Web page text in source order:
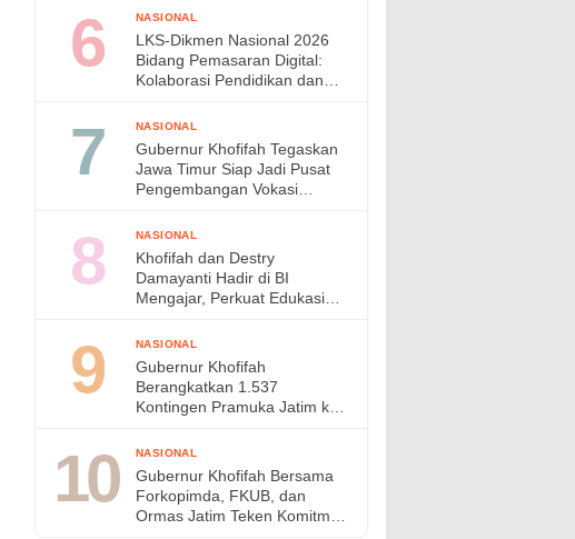
Wujudkan Lingkungan ASRI di
Gresik
NASIONAL
LKS-Dikmen Nasional 2026
Bidang Pemasaran Digital:
Kolaborasi Pendidikan dan
Digital Indonesia
NASIONAL
Gubernur Khofifah Tegaskan
Jawa Timur Siap Jadi Pusat
Pengembangan Vokasi
2026
NASIONAL
Khofifah dan Destry
Damayanti Hadir di BI
Mengajar, Perkuat Edukasi
Ketahanan Pangan SMAN
Taruna Nala Jatim
NASIONAL
Gubernur Khofifah
Berangkatkan 1.537
Kontingen Pramuka Jatim ke
Pesankan Semangat
Persaudaraan
NASIONAL
Gubernur Khofifah Bersama
Forkopimda, FKUB, dan
Ormas Jatim Teken Komitmen